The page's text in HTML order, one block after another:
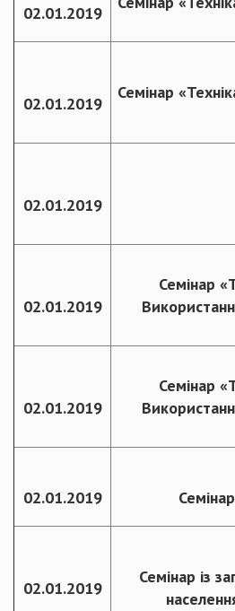
02.01.2019
02.01.2019
Семінар
02.01.2019
02.01.2019
Семінар
02.01.2019
Семінар
02.01.2019
02.01.2019
Семінар із